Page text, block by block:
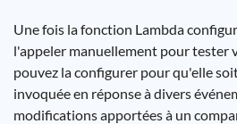
Une fois la fonction Lambda
l'appeler manuellement pour tester
pouvez la configurer pour qu'elle
invoquée en réponse à divers
modifications apportées à un